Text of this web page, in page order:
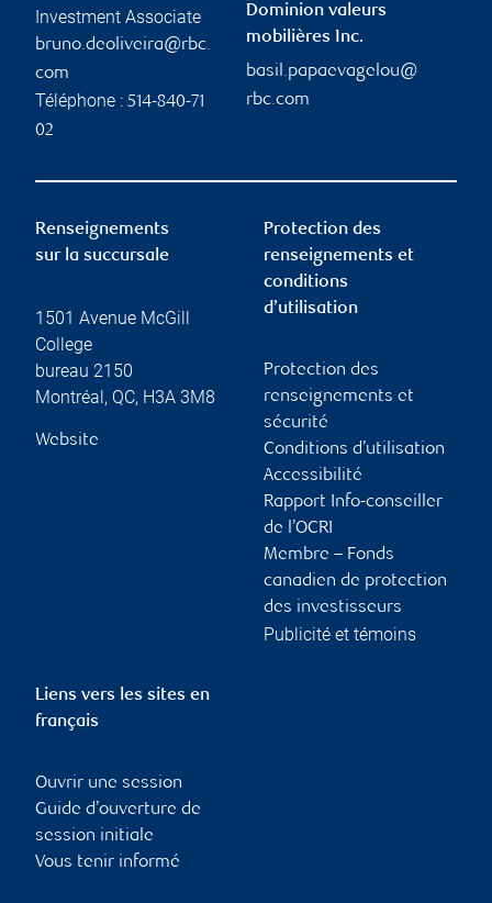
Investment Associate
bruno.deoliveira@rbc.
com
Téléphone : 514-840-71
02
Dominion valeurs
mobilières Inc.
basil.papaevagelou@
rbc.com
Renseignements
sur la succursale
1501 Avenue McGill
College
bureau 2150
Montréal, QC, H3A 3M8
Website
Protection des
renseignements et
conditions
d’utilisation
Protection des
renseignements et
sécurité
Conditions d’utilisation
Accessibilité
Rapport Info-conseiller
de l’OCRI
Membre – Fonds
canadien de protection
des investisseurs
Publicité et témoins
Liens vers les sites en
français
Ouvrir une session
Guide d’ouverture de
session initiale
Vous tenir informé